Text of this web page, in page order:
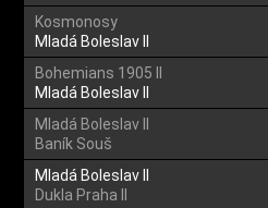
Kosmonosy
Mladá Boleslav II
Bohemians 1905 II
Mladá Boleslav II
Mladá Boleslav II
Baník Souš
Mladá Boleslav II
Dukla Praha II